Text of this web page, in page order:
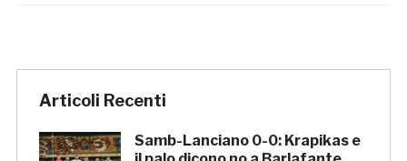
Articoli Recenti
Samb-Lanciano 0-0: Krapikas e